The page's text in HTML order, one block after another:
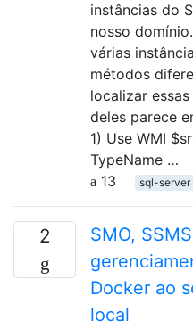
instâncias do
nosso
várias
métodos
localizar
deles parece
1) Use WMI
TypeName …
13
sql-server
2
SMO,
Docker ao
local